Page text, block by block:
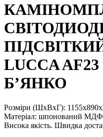
LUCCA
Б’ЯНКО
Розміри (ШхВхГ):
Матеріал: шпонований МДФ.
Висока якість. Швидка